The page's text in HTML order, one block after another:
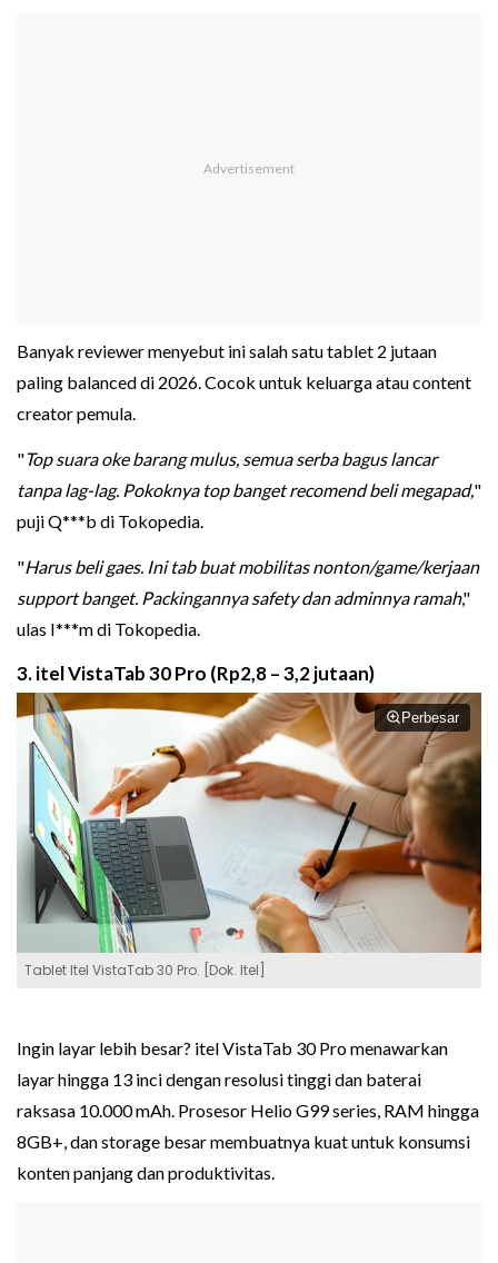
Banyak reviewer menyebut ini salah satu tablet 2 jutaan
paling balanced di 2026. Cocok untuk keluarga atau content
creator pemula.
"Top suara oke barang mulus, semua serba bagus lancar
tanpa lag-lag. Pokoknya top banget recomend beli megapad,"
puji Q***b di Tokopedia.
"Harus beli gaes. Ini tab buat mobilitas nonton/game/kerjaan
support banget. Packingannya safety dan adminnya ramah,"
ulas I***m di Tokopedia.
3. itel VistaTab 30 Pro (Rp2,8 – 3,2 jutaan)
Perbesar
Tablet Itel VistaTab 30 Pro. [Dok. Itel]
Ingin layar lebih besar? itel VistaTab 30 Pro menawarkan
layar hingga 13 inci dengan resolusi tinggi dan baterai
raksasa 10.000 mAh. Prosesor Helio G99 series, RAM hingga
8GB+, dan storage besar membuatnya kuat untuk konsumsi
konten panjang dan produktivitas.